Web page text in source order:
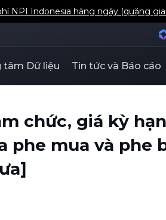
NPI Indonesia hàng ngày (quặng
tâm Dữ liệu Tin tức và Báo cáo
chức, giá kỳ
phe mua và phe